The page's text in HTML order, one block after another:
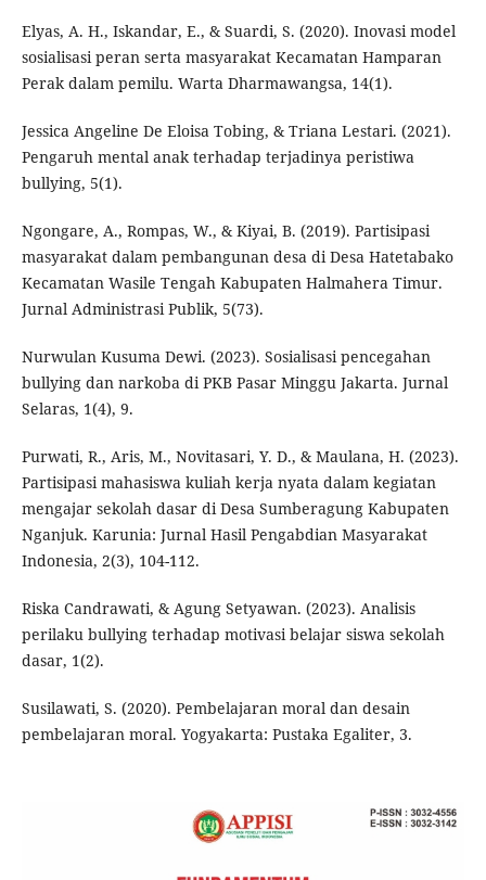
Elyas, A. H., Iskandar, E., & Suardi, S. (2020). Inovasi model
sosialisasi peran serta masyarakat Kecamatan Hamparan
Perak dalam pemilu. Warta Dharmawangsa, 14(1).
Jessica Angeline De Eloisa Tobing, & Triana Lestari. (2021).
Pengaruh mental anak terhadap terjadinya peristiwa
bullying, 5(1).
Ngongare, A., Rompas, W., & Kiyai, B. (2019). Partisipasi
masyarakat dalam pembangunan desa di Desa Hatetabako
Kecamatan Wasile Tengah Kabupaten Halmahera Timur.
Jurnal Administrasi Publik, 5(73).
Nurwulan Kusuma Dewi. (2023). Sosialisasi pencegahan
bullying dan narkoba di PKB Pasar Minggu Jakarta. Jurnal
Selaras, 1(4), 9.
Purwati, R., Aris, M., Novitasari, Y. D., & Maulana, H. (2023).
Partisipasi mahasiswa kuliah kerja nyata dalam kegiatan
mengajar sekolah dasar di Desa Sumberagung Kabupaten
Nganjuk. Karunia: Jurnal Hasil Pengabdian Masyarakat
Indonesia, 2(3), 104-112.
Riska Candrawati, & Agung Setyawan. (2023). Analisis
perilaku bullying terhadap motivasi belajar siswa sekolah
dasar, 1(2).
Susilawati, S. (2020). Pembelajaran moral dan desain
pembelajaran moral. Yogyakarta: Pustaka Egaliter, 3.